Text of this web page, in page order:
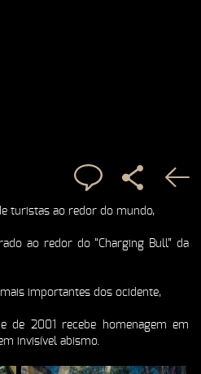
turistas ao redor do mundo,
ao redor do “Charging Bull” da
importantes dos ocidente,
de 2001 recebe homenagem em
invisível abismo.